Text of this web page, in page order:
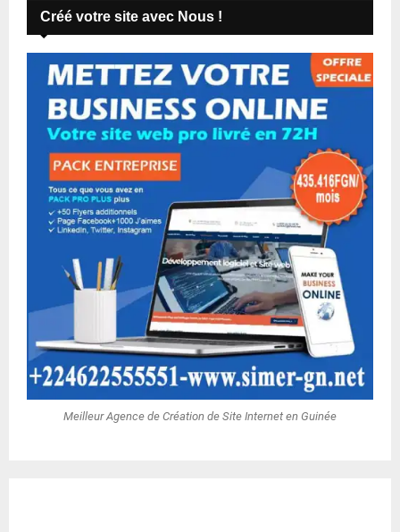
Créé votre site avec Nous !
Meilleur Agence de Création de Site Internet en Guinée